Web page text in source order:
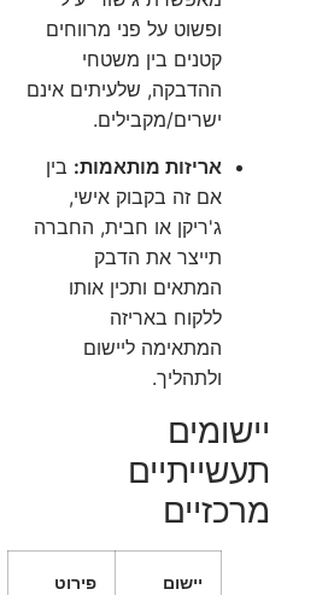
ופשוט על פני מרווחים
קטנים בין משטחי
ההדבקה, שלעיתים אינם
ישרים/מקבילים.
אריזות מותאמות: בין
אם זה בקבוק אישי,
ג'ריקן או חבית, החברה
תייצר את הדבק
המתאים ותכין אותו
ללקוח באריזה
המתאימה ליישום
ולתהליך.
יישומים
תעשייתיים
מרכזיים
יישום
פירוט